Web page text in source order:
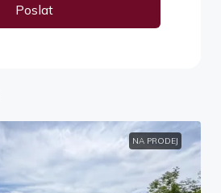
Poslat
NA PRODEJ